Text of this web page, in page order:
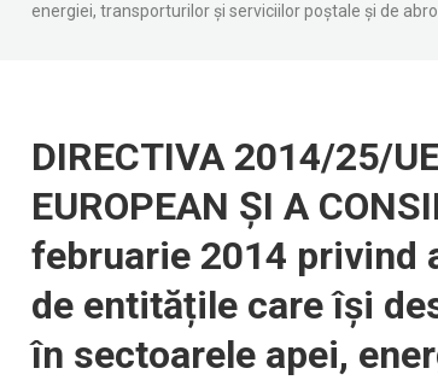
energiei, transporturilor și serviciilor poștale și de
DIRECTIVA 2014/25/
EUROPEAN ȘI A
februarie 2014 privind
de entitățile care își
în sectoarele apei,